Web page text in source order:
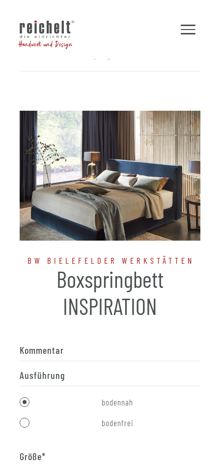
Handwerk und Design
BW BIELEFELDER WERKSTÄTTEN
Boxspringbett
INSPIRATION
Kommentar
Ausführung
bodennah
bodenfrei
Größe*